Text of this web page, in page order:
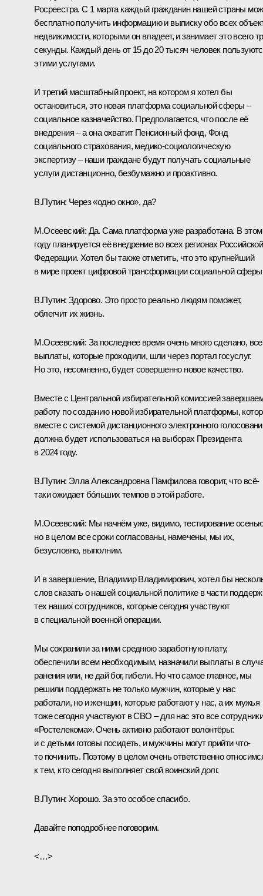
Росреестра. С 1 марта каждый гражданин нашей страны
бесплатно получить информацию и выписку обо всех
недвижимости, которыми он владеет, и занимает это всего
секунды. Каждый день от 15 до 20 тысяч человек
этими услугами.
И третий масштабный проект, на котором я хотел бы
остановиться, это новая платформа социальной сферы –
социальное казначейство. Предполагается, что после её
внедрения – а она охватит Пенсионный фонд, Фонд
социального страхования, медико-социологическую
экспертизу – наши граждане будут получать социальные
услуги дистанционно, безбумажно и проактивно.
В.Путин: Через «одно окно», да?
М.Осеевский: Да. Сама платформа уже разработана. В этом
году планируется её внедрение во всех регионах Российской
Федерации. Хотел бы также отметить, что это крупнейший
в мире проект цифровой трансформации социальной
В.Путин: Здорово. Это просто реально людям поможет,
облегчит их жизнь.
М.Осеевский: За последнее время очень много сделано, все
выплаты, которые проходили, шли через портал госуслуг.
Но это, несомненно, будет совершенно новое качество.
Вместе с Центральной избирательной комиссией
работу по созданию новой избирательной платформы,
вместе с системой дистанционного электронного
должна будет использоваться на выборах Президента
в 2024 году.
В.Путин: Элла Александровна Памфилова говорит, что всё-
таки ожидает бóльших темпов в этой работе.
М.Осеевский: Мы начнём уже, видимо, тестирование
но в целом все сроки согласованы, намечены, мы их,
безусловно, выполним.
И в завершение, Владимир Владимирович, хотел бы
слов сказать о нашей социальной политике в части
тех наших сотрудников, которые сегодня участвуют
в специальной военной операции.
Мы сохранили за ними среднюю заработную плату,
обеспечили всем необходимым, назначили выплаты в
ранения или, не дай бог, гибели. Но что самое главное, мы
решили поддержать не только мужчин, которые у нас
работали, но и женщин, которые работают у нас, а их мужья
тоже сегодня участвуют в СВО – для нас это все
«Ростелекома». Очень активно работают волонтёры:
и с детьми готовы посидеть, и мужчины могут прийти что-
то починить. Поэтому в целом очень ответственно
к тем, кто сегодня выполняет свой воинский долг.
В.Путин: Хорошо. За это особое спасибо.
Давайте поподробнее поговорим.
<…>